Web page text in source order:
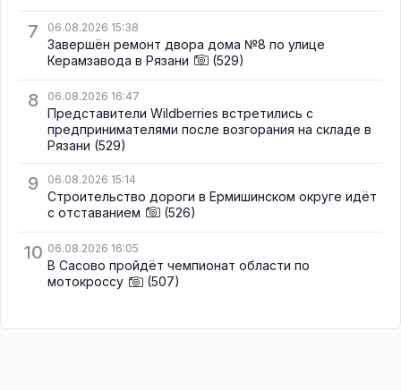
7 06.08.2026 15:38
Завершён ремонт двора дома №8 по улице
Керамзавода в Рязани
(529)
8 06.08.2026 16:47
Представители Wildberries встретились с
предпринимателями после возгорания на складе в
Рязани (529)
9 06.08.2026 15:14
Строительство дороги в Ермишинском округе идёт
с отставанием
(526)
10 06.08.2026 16:05
В Сасово пройдёт чемпионат области по
мотокроссу
(507)